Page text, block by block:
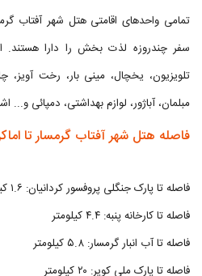
تمامی واحدهای اقامتی هتل شهر آفتاب
سفر چندروزه لذت بخش را دارا هستند.
تلویزیون، یخچال، مینی بار، رخت
مبلمان، آباژور، لوازم بهداشتی، دمپائی و...
فاصله هتل شهر آفتاب گرمسار تا
فاصله تا پارک جنگلی پروفسور کردانیان: ۱.۶ کیلومتر
فاصله تا کارخانه پنبه: ۴.۴ کیلومتر
فاصله تا آب انبار گرمسار: ۵.۸ کیلومتر
فاصله تا پارک ملی کویر: ۲۰ کیلومتر